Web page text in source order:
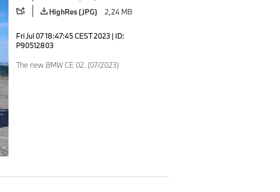
HighRes (JPG)
2,24 MB
Fri Jul 07 18:47:45 CEST 2023 | ID:
P90512803
The new BMW CE 02. (07/2023)